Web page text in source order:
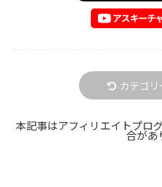
カテゴ
本記事はアフィリエイトプロ
合があ